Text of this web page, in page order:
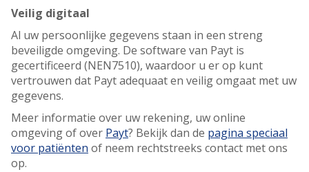
Veilig digitaal
Al uw persoonlijke gegevens staan in een streng
beveiligde omgeving. De software van Payt is
gecertificeerd (NEN7510), waardoor u er op kunt
vertrouwen dat Payt adequaat en veilig omgaat met uw
gegevens.
Meer informatie over uw rekening, uw online
omgeving of over Payt? Bekijk dan de pagina speciaal
voor patiënten of neem rechtstreeks contact met ons
op.